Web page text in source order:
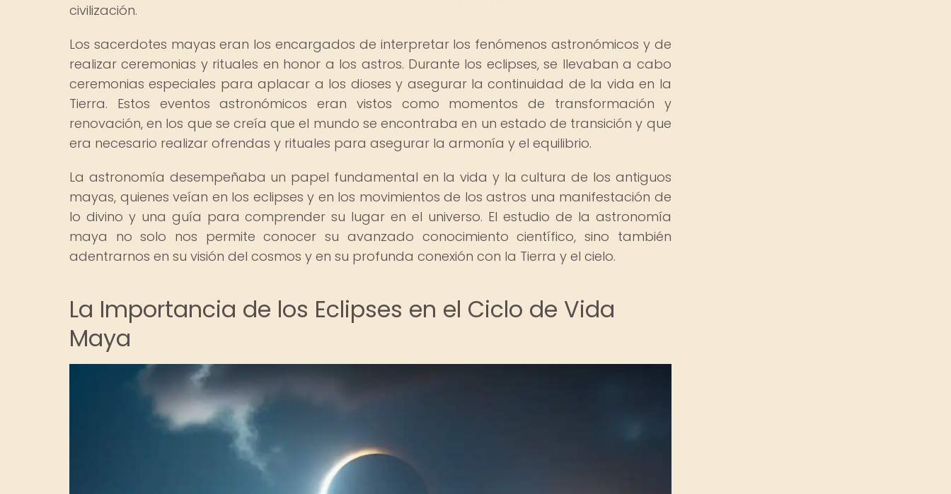
civilización.
Los sacerdotes mayas eran los encargados de interpretar los fenómenos astronómicos y de
realizar ceremonias y rituales en honor a los astros. Durante los eclipses, se llevaban a cabo
ceremonias especiales para aplacar a los dioses y asegurar la continuidad de la vida en la
Tierra. Estos eventos astronómicos eran vistos como momentos de transformación y
renovación, en los que se creía que el mundo se encontraba en un estado de transición y que
era necesario realizar ofrendas y rituales para asegurar la armonía y el equilibrio.
La astronomía desempeñaba un papel fundamental en la vida y la cultura de los antiguos
mayas, quienes veían en los eclipses y en los movimientos de los astros una manifestación de
lo divino y una guía para comprender su lugar en el universo. El estudio de la astronomía
maya no solo nos permite conocer su avanzado conocimiento científico, sino también
adentrarnos en su visión del cosmos y en su profunda conexión con la Tierra y el cielo.
La Importancia de los Eclipses en el Ciclo de Vida
Maya